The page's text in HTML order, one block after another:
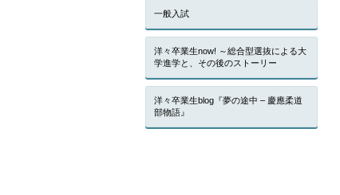
一般入試
洋々卒業生now! ～総合型選抜による大
学進学と、その後のストーリー
洋々卒業生blog『夢の途中 – 慶應柔道
部物語』